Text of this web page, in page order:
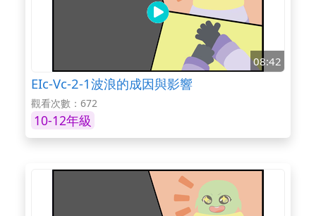
08:42
EIc-Vc-2-1波浪的成因與影響
觀看次數：672
10-12年級